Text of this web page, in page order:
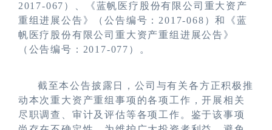
2017-067）、《蓝帆医疗股份有限公司重大资产
重组进展公告》（公告编号： 2017-068）和《蓝
帆医疗股份有限公司重大资产重组进展公告》
（公告编号： 2017-077）。
截至本公告披露日，公司与有关各方正积极推
动本次重大资产重组事项的各项工作，开展相关
尽职调查、审计及评估等各项工作。鉴于该事项